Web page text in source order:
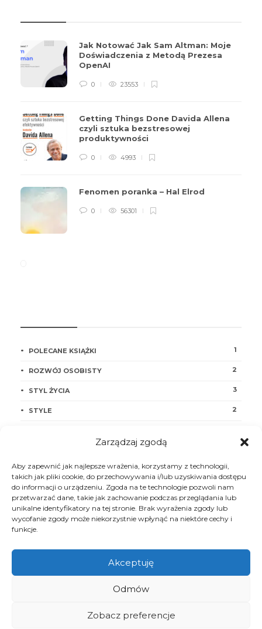
Zarządzaj zgodą
Aby zapewnić jak najlepsze wrażenia, korzystamy z technologii,
takich jak pliki cookie, do przechowywania i/lub uzyskiwania dostępu
do informacji o urządzeniu. Zgoda na te technologie pozwoli nam
przetwarzać dane, takie jak zachowanie podczas przeglądania lub
unikalne identyfikatory na tej stronie. Brak wyrażenia zgody lub
wycofanie zgody może niekorzystnie wpłynąć na niektóre cechy i
funkcje.
Akceptuję
Odmów
Zobacz preferencje
Jak Notować Jak Sam Altman: Moje
Doświadczenia z Metodą Prezesa
OpenAI
0 23553
Getting Things Done Davida Allena
czyli sztuka bezstresowej
produktywności
0 4993
Fenomen poranka – Hal Elrod
0 56301
POLECANE KSIĄŻKI 1
ROZWÓJ OSOBISTY 2
STYL ŻYCIA 3
STYLE 2